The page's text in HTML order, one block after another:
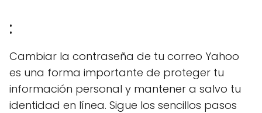
:
Cambiar la contraseña de tu correo Yahoo
es una forma importante de proteger tu
información personal y mantener a salvo tu
identidad en línea. Sigue los sencillos pasos